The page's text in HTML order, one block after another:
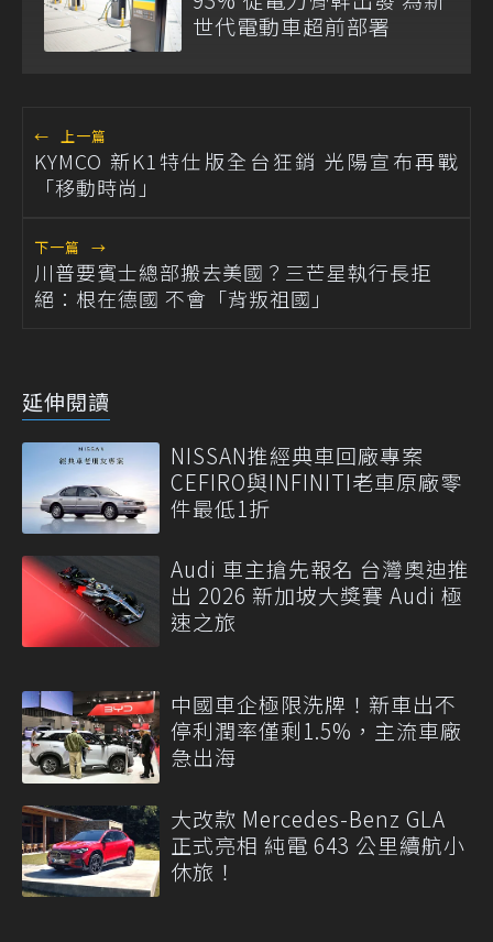
世代電動車超前部署
← 上一篇
KYMCO 新K1特仕版全台狂銷 光陽宣布再戰
「移動時尚」
下一篇 →
川普要賓士總部搬去美國？三芒星執行長拒
絕：根在德國 不會「背叛祖國」
延伸閱讀
NISSAN推經典車回廠專案
CEFIRO與INFINITI老車原廠零
件最低1折
Audi 車主搶先報名 台灣奧迪推
出 2026 新加坡大獎賽 Audi 極
速之旅
中國車企極限洗牌！新車出不
停利潤率僅剩1.5%，主流車廠
急出海
大改款 Mercedes-Benz GLA
正式亮相 純電 643 公里續航小
休旅！